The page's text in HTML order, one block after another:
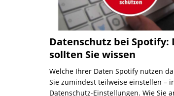
Datenschutz bei Spotify:
sollten Sie wissen
Welche Ihrer Daten Spotify nutzen
Sie zumindest teilweise einstellen –
Datenschutz-Einstellungen. Wie Sie